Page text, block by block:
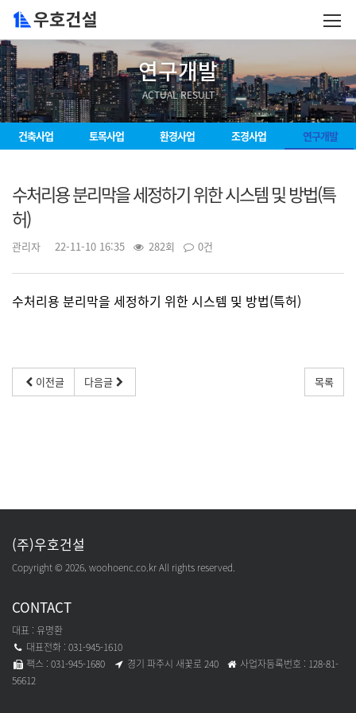
연구개발
ACTUAL RESULT
건축사업 토목사업 환경사업 조경사업 연구개발
수처리용 분리막을 세정하기 위한 시스템 및 방법(특
허)
관리자 22-11-10 16:35 282회 0건
수처리용 분리막을 세정하기 위한 시스템 및 방법(특허)
이전글 다음글 목록
(주)우호건설
Copyright © 2026, woohoenc.co.kr All rights reserved.
CONTACT
대표 : 유명환
대표전화 : 031-945-1610
팩스 : 031-945-1680​
경기 파주시 새꽃로 240
사업자등록번호 : 128-81-
56612